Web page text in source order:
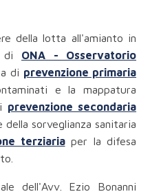
della lotta all'amianto in
di ONA - Osservatorio
di prevenzione primaria
e la mappatura
prevenzione secondaria
sorveglianza sanitaria
terziariaper la difesa
dell'Avv. Ezio Bonanni